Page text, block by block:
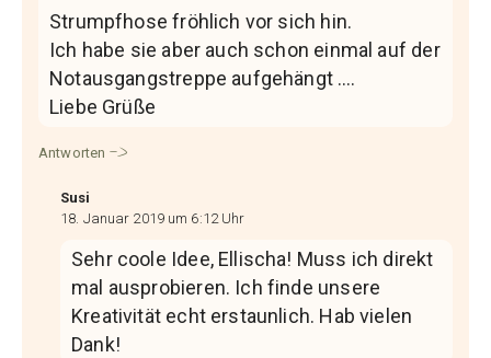
Strumpfhose fröhlich vor sich hin.
Ich habe sie aber auch schon einmal auf der
Notausgangstreppe aufgehängt ….
Liebe Grüße
Antworten
Susi
18. Januar 2019 um 6:12 Uhr
Sehr coole Idee, Ellischa! Muss ich direkt
mal ausprobieren. Ich finde unsere
Kreativität echt erstaunlich. Hab vielen
Dank!